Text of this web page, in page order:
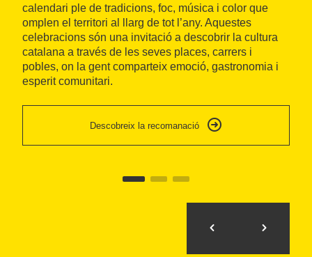
calendari ple de tradicions, foc, música i color que
omplen el territori al llarg de tot l’any. Aquestes
celebracions són una invitació a descobrir la cultura
catalana a través de les seves places, carrers i
pobles, on la gent comparteix emoció, gastronomia i
esperit comunitari.
Descobreix la recomanació